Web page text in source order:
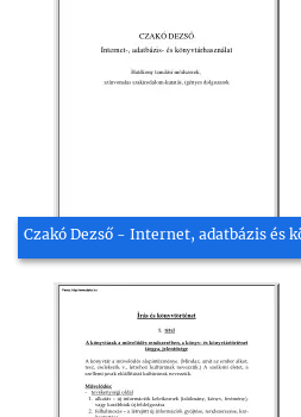
Czakó Dezső - Internet, adatbázis és